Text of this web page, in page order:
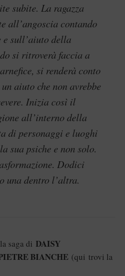
subite. La ragazza
all’angoscia contando
sull’aiuto della
si ritroverà faccia a
si renderà conto
aiuto che non avrebbe
Inizia così il
all’interno della
di personaggi e luoghi
sua psiche e non solo.
Dodici
una dentro l’altra.
saga di DAISY
BIANCHE (qui trovi la